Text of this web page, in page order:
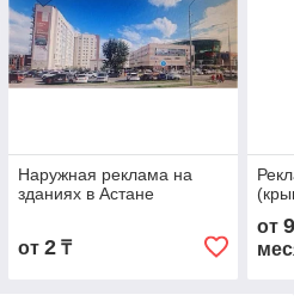
Наружная реклама на
зданиях в Астане
от 2₸
от